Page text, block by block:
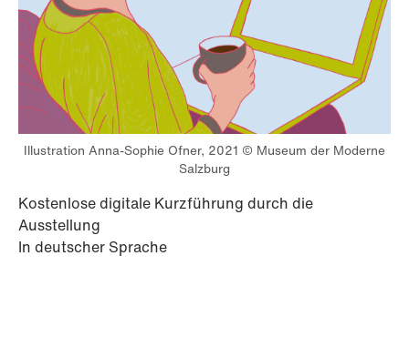
Illustration Anna-Sophie Ofner, 2021 © Museum der Moderne
Salzburg
Kostenlose digitale Kurzführung durch die
Ausstellung
In deutscher Sprache